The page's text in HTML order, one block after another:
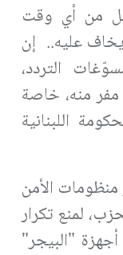
من أي وقت
عليه.. إن
التردد،
منه، خاصة
اللبنانية
الأمن
لمنع تكرار
"البيجر"